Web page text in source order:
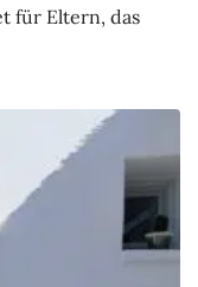
für Eltern, das